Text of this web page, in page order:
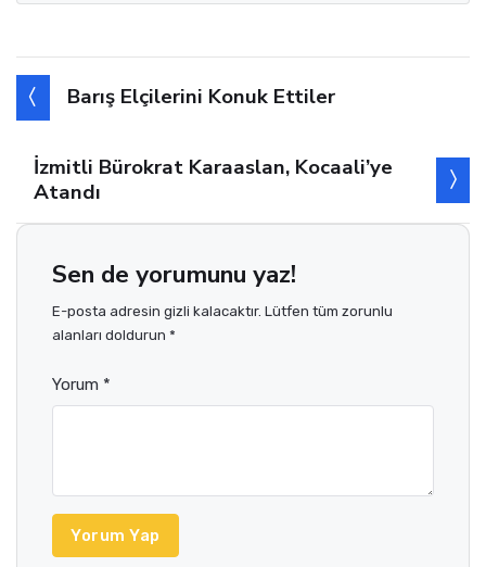
Barış Elçilerini Konuk Ettiler
İzmitli Bürokrat Karaaslan, Kocaali’ye
Atandı
Sen de yorumunu yaz!
E-posta adresin gizli kalacaktır. Lütfen tüm zorunlu
alanları doldurun *
Yorum *
Yorum Yap